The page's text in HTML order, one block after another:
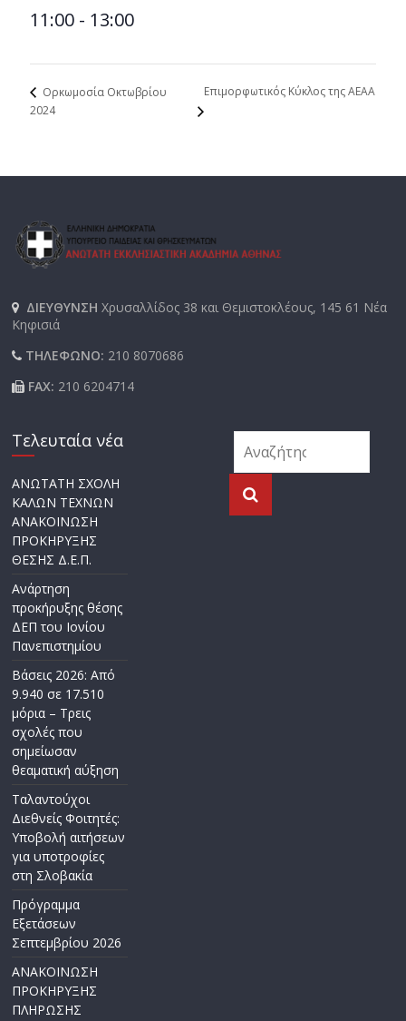
11:00 - 13:00
Ορκωμοσία Οκτωβρίου
2024
Επιμορφωτικός Κύκλος της ΑΕΑΑ
ΔΙΕΥΘΥΝΣΗΧρυσαλλίδος 38 και Θεμιστοκλέους, 145 61 Νέα
Κηφισιά
ΤΗΛΕΦΩΝΟ: 210 8070686
FAX: 210 6204714
Τελευταία νέα
ΑΝΩΤΑΤΗ ΣΧΟΛΗ
ΚΑΛΩΝ ΤΕΧΝΩΝ
ΑΝΑΚΟΙΝΩΣΗ
ΠΡΟΚΗΡΥΞΗΣ
ΘΕΣΗΣ Δ.Ε.Π.
Ανάρτηση
προκήρυξης θέσης
ΔΕΠ του Ιονίου
Πανεπιστημίου
Βάσεις 2026: Από
9.940 σε 17.510
μόρια – Τρεις
σχολές που
σημείωσαν
θεαματική αύξηση
Ταλαντούχοι
Διεθνείς Φοιτητές:
Υποβολή αιτήσεων
για υποτροφίες
στη Σλοβακία
Πρόγραμμα
Εξετάσεων
Σεπτεμβρίου 2026
ΑΝΑΚΟΙΝΩΣΗ
ΠΡΟΚΗΡΥΞΗΣ
ΠΛΗΡΩΣΗΣ